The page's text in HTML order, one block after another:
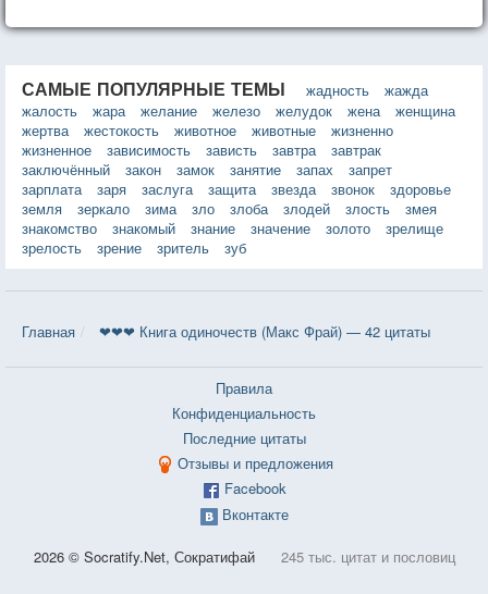
САМЫЕ ПОПУЛЯРНЫЕ ТЕМЫ жадность
жажда
жалость
жара желание железо желудок жена
женщина
жертва
жестокость животное животные
жизненно
жизненное
зависимость зависть завтра
завтрак
заключённый
закон замок занятие запах
запрет
зарплата
заря заслуга защита звезда звонок
здоровье
земля
зеркало зима зло злоба злодей злость
змея
знакомство
знакомый знание значение золото
зрелище
зрелость
зрение зритель зуб
Главная ❤❤❤ Книга одиночеств (Макс Фрай) — 42 цитаты
Правила
Конфиденциальность
Последние цитаты
Отзывы и предложения
Facebook
Вконтакте
2026 © Socratify.Net, Сократифай 245 тыс. цитат и пословиц